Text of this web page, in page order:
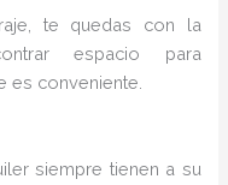
te quedas con la
espacio para
es conveniente.
siempre tienen a su